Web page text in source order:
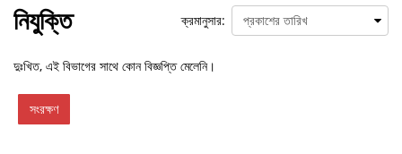
নিযুক্তি ক্রমানুসার:
দুঃখিত, এই বিভাগের সাথে কোন বিজ্ঞপ্তি মেলেনি।
সংরক্ষণ